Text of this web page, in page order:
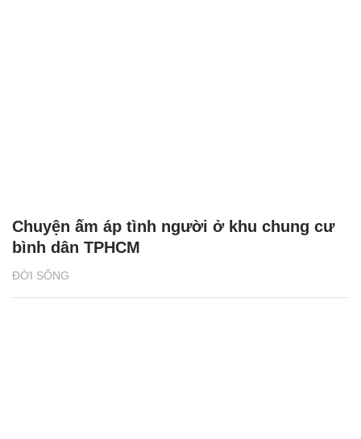
ĐỜI SỐNG
Chuyện ấm áp tình người ở khu chung cư
bình dân TPHCM